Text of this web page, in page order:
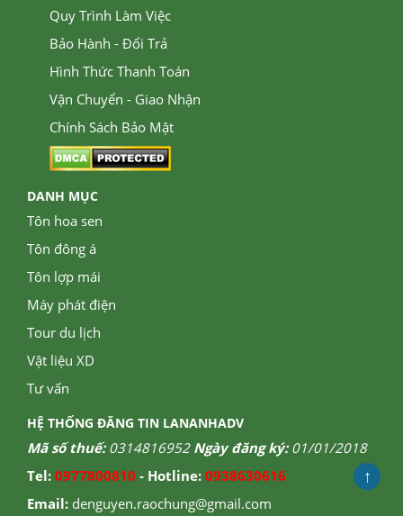
Quy Trình Làm Việc
Bảo Hành - Đổi Trả
Hình Thức Thanh Toán
Vận Chuyển - Giao Nhận
Chính Sách Bảo Mật
DANH MỤC
Tôn hoa sen
Tôn đông á
Tôn lợp mái
Máy phát điện
Tour du lịch
Vật liệu XD
Tư vấn
HỆ THỐNG ĐĂNG TIN LANANHADV
Mã số thuế:0314816952Ngày đăng ký:01/01/2018
Tel: 0977800810 - Hotline: 0938630616
Email: denguyen.raochung@gmail.com
↑